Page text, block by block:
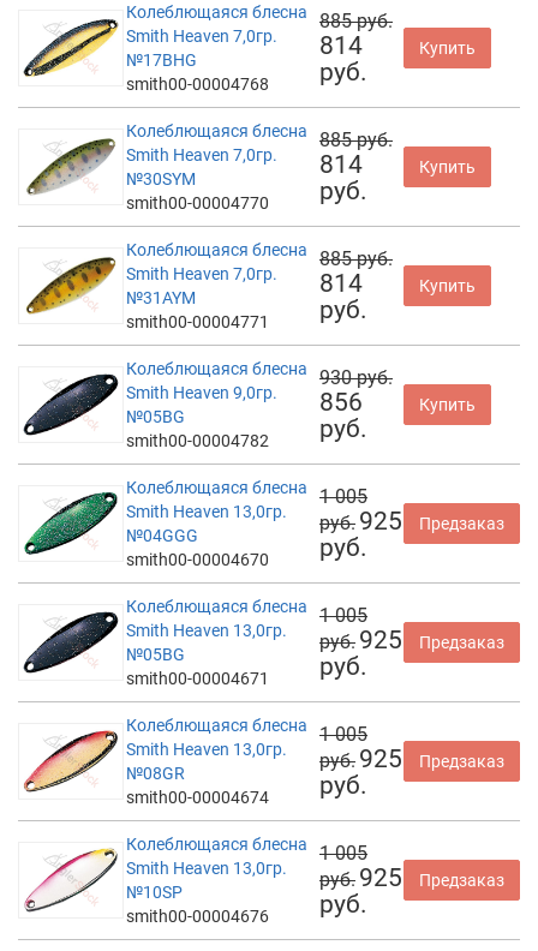
Колеблющаяся блесна
Smith Heaven 7,0гр.
№17BHG
smith00-00004768
885 руб.
814
руб.
Купить
Колеблющаяся блесна
Smith Heaven 7,0гр.
№30SYM
smith00-00004770
885 руб.
814
руб.
Купить
Колеблющаяся блесна
Smith Heaven 7,0гр.
№31AYM
smith00-00004771
885 руб.
814
руб.
Купить
Колеблющаяся блесна
Smith Heaven 9,0гр.
№05BG
smith00-00004782
930 руб.
856
руб.
Купить
Колеблющаяся блесна
Smith Heaven 13,0гр.
№04GGG
smith00-00004670
1 005
руб. 925
руб.
Предзаказ
Колеблющаяся блесна
Smith Heaven 13,0гр.
№05BG
smith00-00004671
1 005
руб. 925
руб.
Предзаказ
Колеблющаяся блесна
Smith Heaven 13,0гр.
№08GR
smith00-00004674
1 005
руб. 925
руб.
Предзаказ
Колеблющаяся блесна
Smith Heaven 13,0гр.
№10SP
smith00-00004676
1 005
руб. 925
руб.
Предзаказ